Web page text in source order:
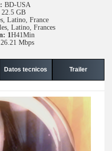
BD-USA
22.5 GB
Latino, France
Latino, Frances
1H41Min
26.21 Mbps
Datos tecnicos Trailer